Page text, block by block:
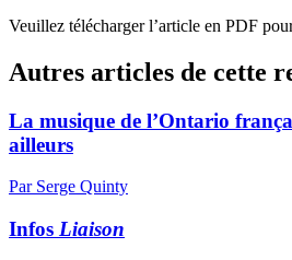
Veuillez télécharger l’article en PDF
Autres articles de cette
La musique de l’Ontario
ailleurs
Par Serge Quinty
Infos Liaison